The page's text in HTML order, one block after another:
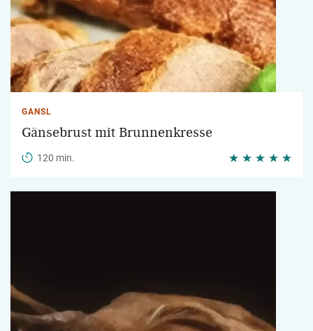
GANSL
Gänsebrust mit Brunnenkresse
120 min.